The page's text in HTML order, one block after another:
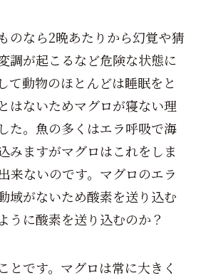
のなら2晩あたりから幻覚や猜
調が起こるなど危険な状態に
て動物のほとんどは睡眠をと
はないためマグロが寝ない理
た。魚の多くはエラ呼吸で海
みますがマグロはこれをしま
来ないのです。マグロのエラ
域がないため酸素を送り込む
うに酸素を送り込むのか？
とです。マグロは常に大きく